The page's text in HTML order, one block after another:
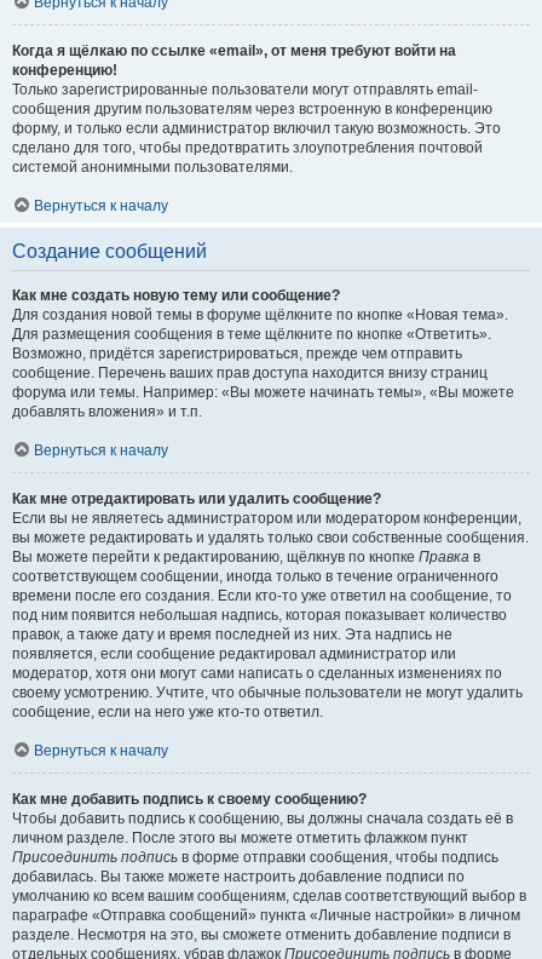
Когда я щёлкаю по ссылке «email», от меня требуют войти на
конференцию!
Только зарегистрированные пользователи могут отправлять email-
сообщения другим пользователям через встроенную в конференцию
форму, и только если администратор включил такую возможность. Это
сделано для того, чтобы предотвратить злоупотребления почтовой
системой анонимными пользователями.
Вернуться к началу
Создание сообщений
Как мне создать новую тему или сообщение?
Для создания новой темы в форуме щёлкните по кнопке «Новая тема».
Для размещения сообщения в теме щёлкните по кнопке «Ответить».
Возможно, придётся зарегистрироваться, прежде чем отправить
сообщение. Перечень ваших прав доступа находится внизу страниц
форума или темы. Например: «Вы можете начинать темы», «Вы можете
добавлять вложения» и т.п.
Вернуться к началу
Как мне отредактировать или удалить сообщение?
Если вы не являетесь администратором или модератором конференции,
вы можете редактировать и удалять только свои собственные сообщения.
Вы можете перейти к редактированию, щёлкнув по кнопке Правка в
соответствующем сообщении, иногда только в течение ограниченного
времени после его создания. Если кто-то уже ответил на сообщение, то
под ним появится небольшая надпись, которая показывает количество
правок, а также дату и время последней из них. Эта надпись не
появляется, если сообщение редактировал администратор или
модератор, хотя они могут сами написать о сделанных изменениях по
своему усмотрению. Учтите, что обычные пользователи не могут удалить
сообщение, если на него уже кто-то ответил.
Вернуться к началу
Как мне добавить подпись к своему сообщению?
Чтобы добавить подпись к сообщению, вы должны сначала создать её в
личном разделе. После этого вы можете отметить флажком пункт
Присоединить подпись в форме отправки сообщения, чтобы подпись
добавилась. Вы также можете настроить добавление подписи по
умолчанию ко всем вашим сообщениям, сделав соответствующий выбор в
параграфе «Отправка сообщений» пункта «Личные настройки» в личном
разделе. Несмотря на это, вы сможете отменить добавление подписи в
отдельных сообщениях, убрав флажок Присоединить подпись в форме